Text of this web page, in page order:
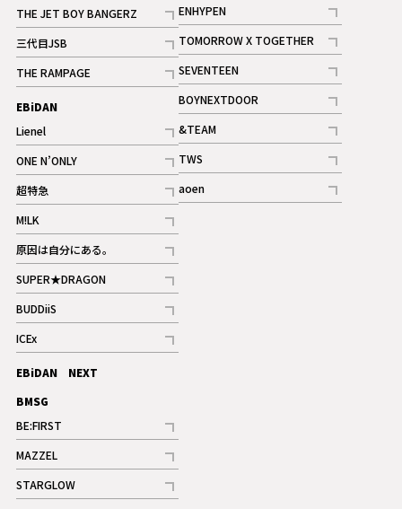
THE JET BOY BANGERZ
記事
三代目JSB
記事
THE RAMPAGE
記事
ギャラリー
EBiDAN
Lienel
記事
ONE N’ONLY
記事
超特急
記事
M!LK
記事
原因は自分にある。
記事
SUPER★DRAGON
記事
BUDDiiS
記事
ICEx
記事
EBiDAN NEXT
BMSG
BE:FIRST
記事
ギャラリー
MAZZEL
記事
ギャラリー
STARGLOW
記事
ENHYPEN
記事
TOMORROW X TOGETHER
記事
ギャラリー
SEVENTEEN
記事
BOYNEXTDOOR
記事
&TEAM
記事
TWS
記事
aoen
記事